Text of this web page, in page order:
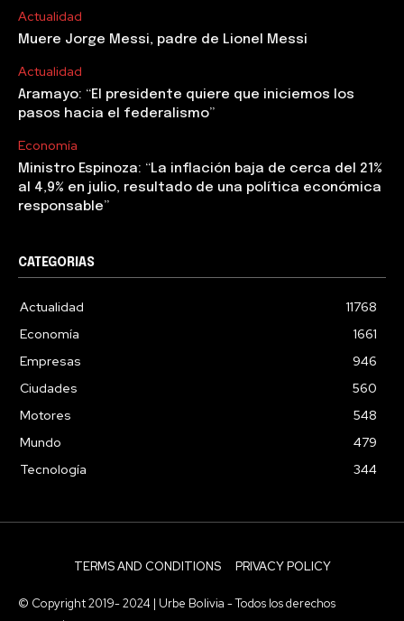
Actualidad
Muere Jorge Messi, padre de Lionel Messi
Actualidad
Aramayo: “El presidente quiere que iniciemos los
pasos hacia el federalismo”
Economía
Ministro Espinoza: “La inflación baja de cerca del 21%
al 4,9% en julio, resultado de una política económica
responsable”
CATEGORIAS
Actualidad
11768
Economía
1661
Empresas
946
Ciudades
560
Motores
548
Mundo
479
Tecnología
344
TERMS AND CONDITIONS PRIVACY POLICY
© Copyright 2019- 2024 | Urbe Bolivia - Todos los derechos